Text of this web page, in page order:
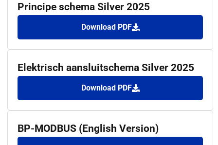
Principe schema Silver 2025
Download PDF
Elektrisch aansluitschema Silver 2025
Download PDF
BP-MODBUS (English Version)